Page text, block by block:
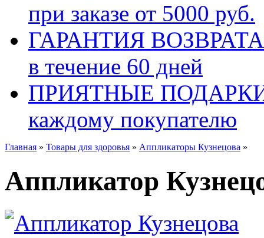
при заказе от 5000 руб.
ГАРАНТИЯ ВОЗВРАТА
в течение 60 дней
ПРИЯТНЫЕ
каждому покупателю
Главная » Товары для здоровья » Аппликаторы Кузнецова »
Аппликатор